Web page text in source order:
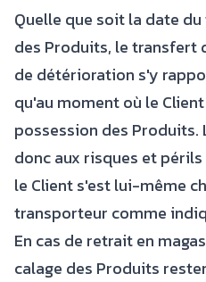
Quelle que soit la date
des Produits, le transfert
de détérioration s'y
qu'au moment où le
possession des
donc aux risques et
le Client s'est lui-même
transporteur comme
En cas de retrait en
calage des Produits